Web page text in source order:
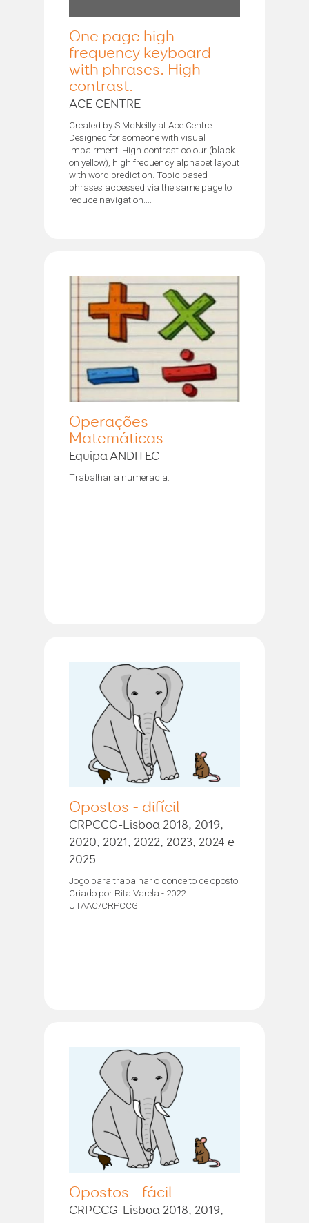
One page high
frequency keyboard
with phrases. High
contrast.
ACE CENTRE
Created by S McNeilly at Ace Centre.
Designed for someone with visual
impairment. High contrast colour (black
on yellow), high frequency alphabet layout
with word prediction. Topic based
phrases accessed via the same page to
reduce navigation....
Operações
Matemáticas
Equipa ANDITEC
Trabalhar a numeracia.
Opostos - difícil
CRPCCG-Lisboa 2018, 2019,
2020, 2021, 2022, 2023, 2024 e
2025
Jogo para trabalhar o conceito de oposto.
Criado por Rita Varela - 2022
UTAAC/CRPCCG
Opostos - fácil
CRPCCG-Lisboa 2018, 2019,